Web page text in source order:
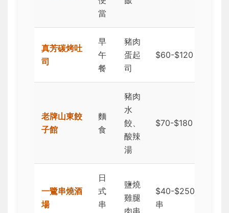
當
真芳碳烤吐
司
早
午
餐
豬肉
蛋起
司
$60-$120
老牌山東餃
子館
麵
食
豬肉
水
餃、
酸辣
湯
$70-$180
一鷺串燒酒
場
日
式
串
鹽燒
雞腿
$40-$250/
串